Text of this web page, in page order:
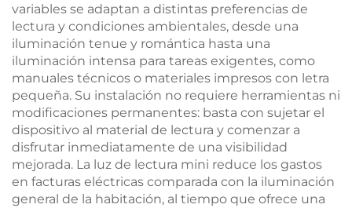
variables se adaptan a distintas preferencias de
lectura y condiciones ambientales, desde una
iluminación tenue y romántica hasta una
iluminación intensa para tareas exigentes, como
manuales técnicos o materiales impresos con letra
pequeña. Su instalación no requiere herramientas ni
modificaciones permanentes: basta con sujetar el
dispositivo al material de lectura y comenzar a
disfrutar inmediatamente de una visibilidad
mejorada. La luz de lectura mini reduce los gastos
en facturas eléctricas comparada con la iluminación
general de la habitación, al tiempo que ofrece una